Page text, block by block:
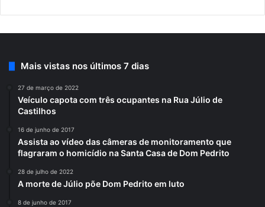
Mais vistas nos últimos 7 dias
27 de março de 2022
Veículo capota com três ocupantes na Rua Júlio de
Castilhos
16 de junho de 2017
Assista ao vídeo das câmeras de monitoramento que
flagraram o homicídio na Santa Casa de Dom Pedrito
28 de julho de 2022
A morte de Júlio põe Dom Pedrito em luto
8 de junho de 2017